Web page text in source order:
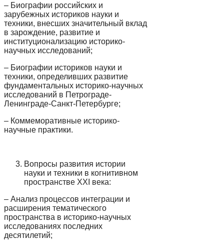
– Биографии российских и
зарубежных историков науки и
техники, внесших значительный вклад
в зарождение, развитие и
институционализацию историко-
научных исследований;
– Биографии историков науки и
техники, определивших развитие
фундаментальных историко-научных
исследований в Петрограде-
Ленинграде-Санкт-Петербурге;
– Коммеморативные историко-
научные практики.
Вопросы развития истории
науки и техники в когнитивном
пространстве XXI века:
– Анализ процессов интеграции и
расширения тематического
пространства в историко-научных
исследованиях последних
десятилетий;